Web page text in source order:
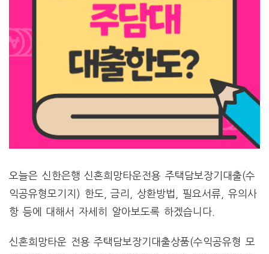
오늘은 신한은행 신혼희망타운전용 주택담보장기대출(수
익공유형모기지) 한도, 금리, 상환방법, 필요서류, 유의사
항 등에 대해서 자세히 알아보도록 하겠습니다.
신혼희망타운 전용 주택담보장기대출상품(수익공유형 모